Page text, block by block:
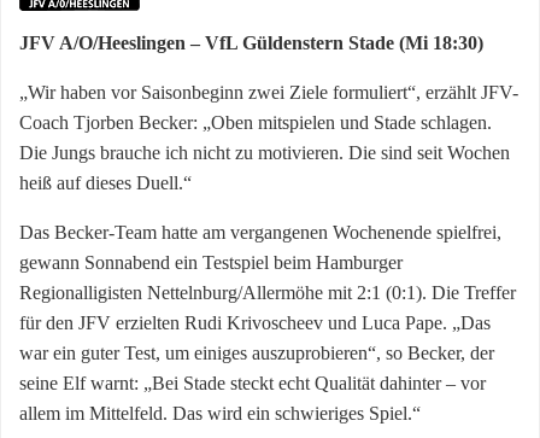
JFV A/O/Heeslingen – VfL Güldenstern Stade (Mi 18:30)
„Wir haben vor Saisonbeginn zwei Ziele formuliert“, erzählt JFV-
Coach Tjorben Becker: „Oben mitspielen und Stade schlagen.
Die Jungs brauche ich nicht zu motivieren. Die sind seit Wochen
heiß auf dieses Duell.“
Das Becker-Team hatte am vergangenen Wochenende spielfrei,
gewann Sonnabend ein Testspiel beim Hamburger
Regionalligisten Nettelnburg/Allermöhe mit 2:1 (0:1). Die Treffer
für den JFV erzielten Rudi Krivoscheev und Luca Pape. „Das
war ein guter Test, um einiges auszuprobieren“, so Becker, der
seine Elf warnt: „Bei Stade steckt echt Qualität dahinter – vor
allem im Mittelfeld. Das wird ein schwieriges Spiel.“